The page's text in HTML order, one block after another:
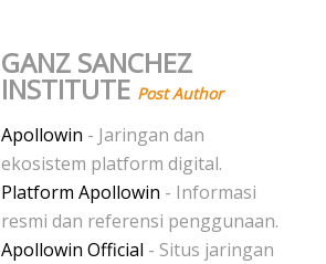
GANZ SANCHEZ
INSTITUTE Post Author
Apollowin - Jaringan dan
ekosistem platform digital.
Platform Apollowin - Informasi
resmi dan referensi penggunaan.
Apollowin Official - Situs jaringan